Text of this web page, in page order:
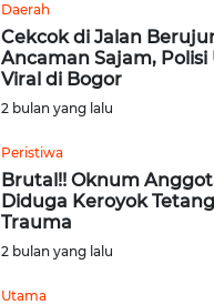
Daerah
Cekcok di Jalan
Ancaman Sajam, Polisi
Viral di Bogor
2 bulan yang lalu
Peristiwa
Brutal!! Oknum
Diduga Keroyok
Trauma
2 bulan yang lalu
Utama